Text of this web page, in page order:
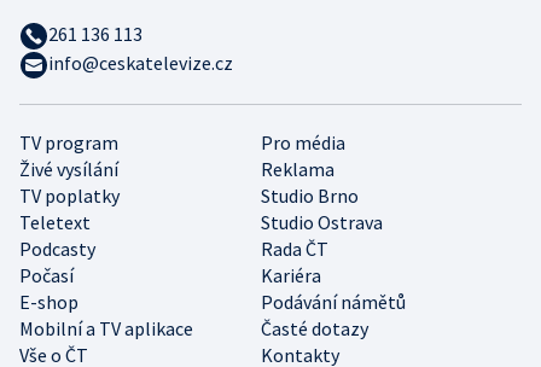
TV program
Pro média
Živé vysílání
Reklama
TV poplatky
Studio Brno
Teletext
Studio Ostrava
Podcasty
Rada ČT
Počasí
Kariéra
E-shop
Podávání námětů
Mobilní a TV aplikace
Časté dotazy
Vše o ČT
Kontakty
261 136 113
info@ceskatelevize.cz